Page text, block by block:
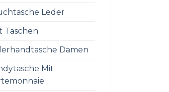
Leder
Taschen
Damen
Mit